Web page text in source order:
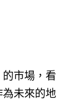
市場，看
未來的地